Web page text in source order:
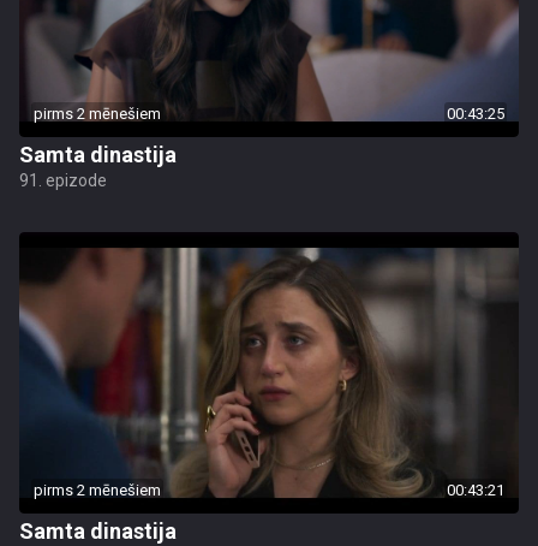
pirms 2 mēnešiem 00:43:25
Samta dinastija
91. epizode
pirms 2 mēnešiem 00:43:21
Samta dinastija